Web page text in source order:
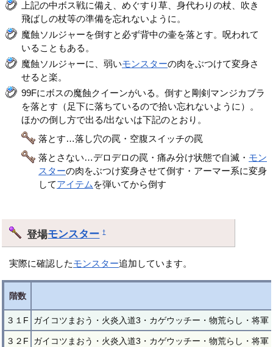
上記の中ボス戦に備え、めぐすり草、身代わりの杖、吹き
飛ばしの杖等の準備を忘れないように。
魔蝕ソルジャーを倒すと必ず背中の壷を落とす。呪われて
いることもある。
魔蝕ソルジャーに、弱いモンスターの肉をぶつけて変身さ
せると楽。
99Fにボスの魔蝕クイーンがいる。倒すと剛剣マンジカブラ
を落とす（足下に落ちているので拾い忘れないように）。
ほかの倒し方で出る/出ないは下記のとおり。
落とす…落し穴の罠・空腹スイッチの罠
落とさない…デロデロの罠・痛み分け状態で自滅・ モン
スターの肉をぶつけ変身させて倒す・アーマー系に変身
してアイテム を弾いてから倒す
登場モンスター †
実際に確認したモンスター追加しています。
階数
３１F ガイコツまおう・火炎入道3・カゲウッチー・物荒らし・将
３２F ガイコツまおう・火炎入道3・カゲウッチー・物荒らし・将軍